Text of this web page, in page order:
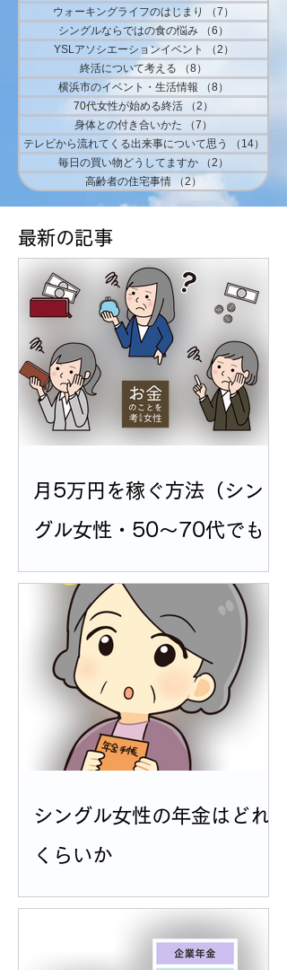
ウォーキングライフのはじまり
（7）
シングルならではの食の悩み
（6）
YSLアソシエーションイベント
（2）
終活について考える
（8）
横浜市のイベント・生活情報
（8）
70代女性が始める終活
（2）
身体との付き合いかた
（7）
テレビから流れてくる出来事について思う
（14）
毎日の買い物どうしてますか
（2）
高齢者の住宅事情
（2）
​最新の記事
月5万円を稼ぐ方法（シン
グル女性・50〜70代でも
可能）
シングル女性の年金はどれ
くらいか